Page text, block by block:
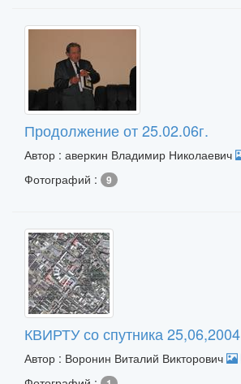
Продолжение от 25.02.06г.
Автор : аверкин Владимир Николаевич
Фотографий :
9
КВИРТУ со спутника 25,06,2004
Автор : Воронин Виталий Викторович